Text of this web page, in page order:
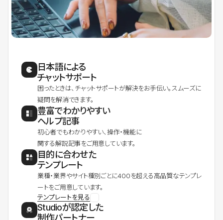
日本語による
チャットサポート
困ったときは、チャットサポートが解決をお手伝い。スムーズに
疑問を解消できます。
豊富でわかりやすい
ヘルプ記事
初心者でもわかりやすい、操作・機能に
関する解説記事をご用意しています。
目的に合わせた
テンプレート
業種・業界やサイト種別ごとに400を超える高品質なテンプレ
ートをご用意しています。
テンプレートを見る
Studioが認定した
制作パートナー